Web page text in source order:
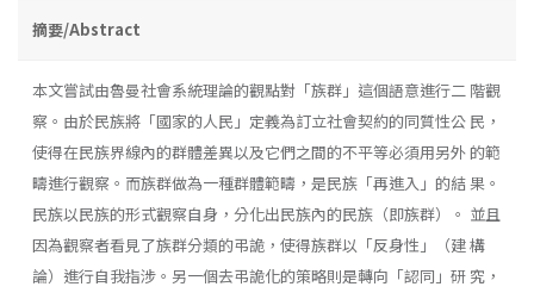
摘要/Abstract
本文嘗試由魯曼社會系統理論的觀點對「族群」這個語意進行二 階觀
察。由於民族將「國家的人民」定義為訂立社會契約的同質性公 民，
使得在民族界線內的群體差異以及它們之間的不平等必須用另外 的範
疇進行觀察。而族群做為一種群體範疇，是民族「再進入」的結 果。
民族以民族的形式觀察自身，分化出民族內的民族（即族群）。 並且
因為觀察者看見了族群分類的弔詭，使得族群以「反身性」（建 構
論）進行自我指涉。另一個去弔詭化的策略則是轉向「認同」研 究，